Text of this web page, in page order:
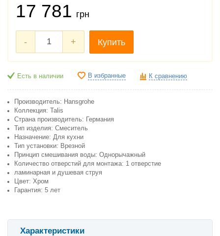
17 781 грн
- + Купить
Есть в наличии В избранные К сравнению
Производитель: Hansgrohe
Коллекция: Talis
Cтрана производитель: Германия
Тип изделия: Смеситель
Назначение: Для кухни
Тип установки: Врезной
Принцип смешивания воды: Однорычажный
Количество отверстий для монтажа: 1 отверстие
ламинарная и душевая струя
Цвет: Хром
Гарантия: 5 лет
Характеристики